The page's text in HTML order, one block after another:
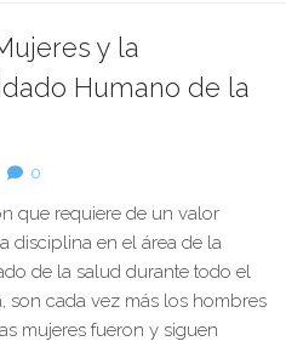
y la
Humano de la
0
que requiere de un valor
disciplina en el área de la
de la salud durante todo el
son cada vez más los hombres
mujeres fueron y siguen